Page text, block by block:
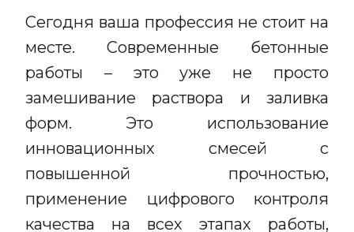
Сегодня ваша профессия не стоит на
месте. Современные бетонные
работы – это уже не просто
замешивание раствора и заливка
форм. Это использование
инновационных смесей с
повышенной прочностью,
применение цифрового контроля
качества на всех этапах работы,